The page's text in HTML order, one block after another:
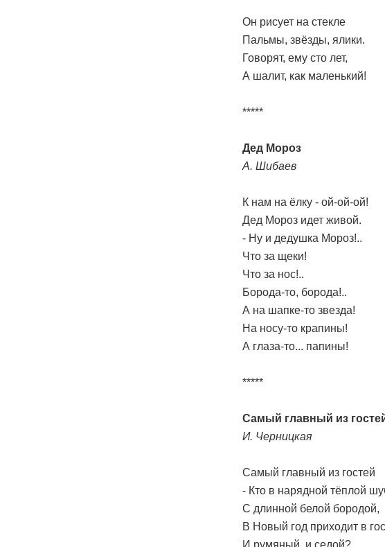
Он рисует на стекле
Пальмы, звёзды, ялики.
Говорят, ему сто лет,
А шалит, как маленький!
*****
Дед Мороз
А. Шибаев
К нам на ёлку - ой-ой-ой!
Дед Мороз идет живой.
- Ну и дедушка Мороз!..
Что за щеки!
Что за нос!..
Борода-то, борода!..
А на шапке-то звезда!
На носу-то крапины!
А глаза-то... папины!
*****
Самый главный из
И. Черницкая
Самый главный из гостей
- Кто в нарядной тёплой
С длинной белой бородой,
В Новый год приходит в
И румяный, и седой?